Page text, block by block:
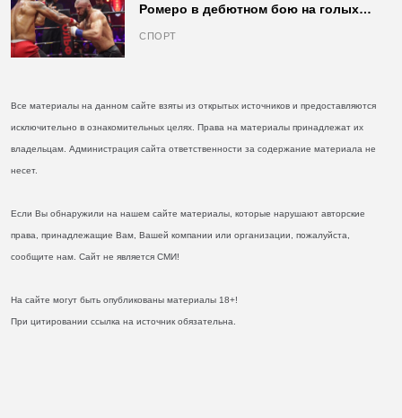
Ромеро в дебютном бою на голых
СПОРТ
Все материалы на данном сайте взяты из открытых источников и предоставляются
исключительно в ознакомительных целях. Права на материалы принадлежат их
владельцам. Администрация сайта ответственности за содержание материала не
несет.
Если Вы обнаружили на нашем сайте материалы, которые нарушают авторские
права, принадлежащие Вам, Вашей компании или организации, пожалуйста,
сообщите нам. Сайт не является СМИ!
На сайте могут быть опубликованы материалы 18+!
При цитировании ссылка на источник обязательна.